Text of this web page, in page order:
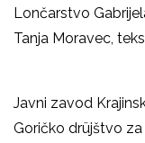
Lončarstvo
Tanja Moravec,
Javni zavod
Goričko drüjštvo za